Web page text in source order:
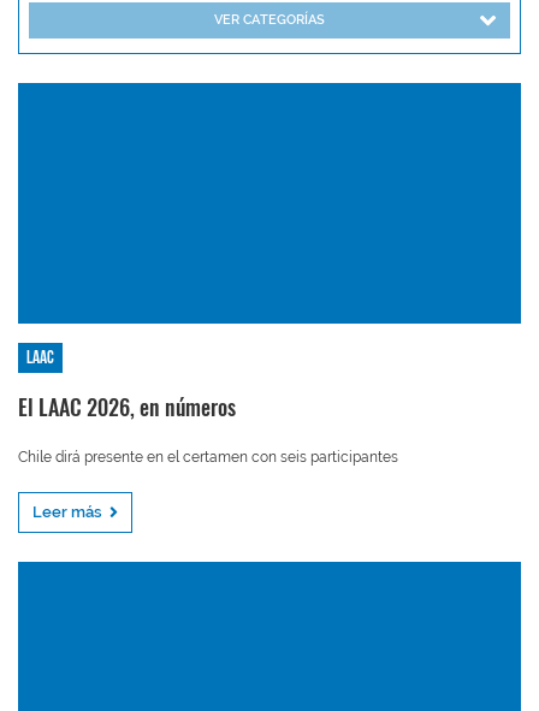
VER CATEGORÍAS
LAAC
El LAAC 2026, en números
Chile dirá presente en el certamen con seis participantes
Leer más